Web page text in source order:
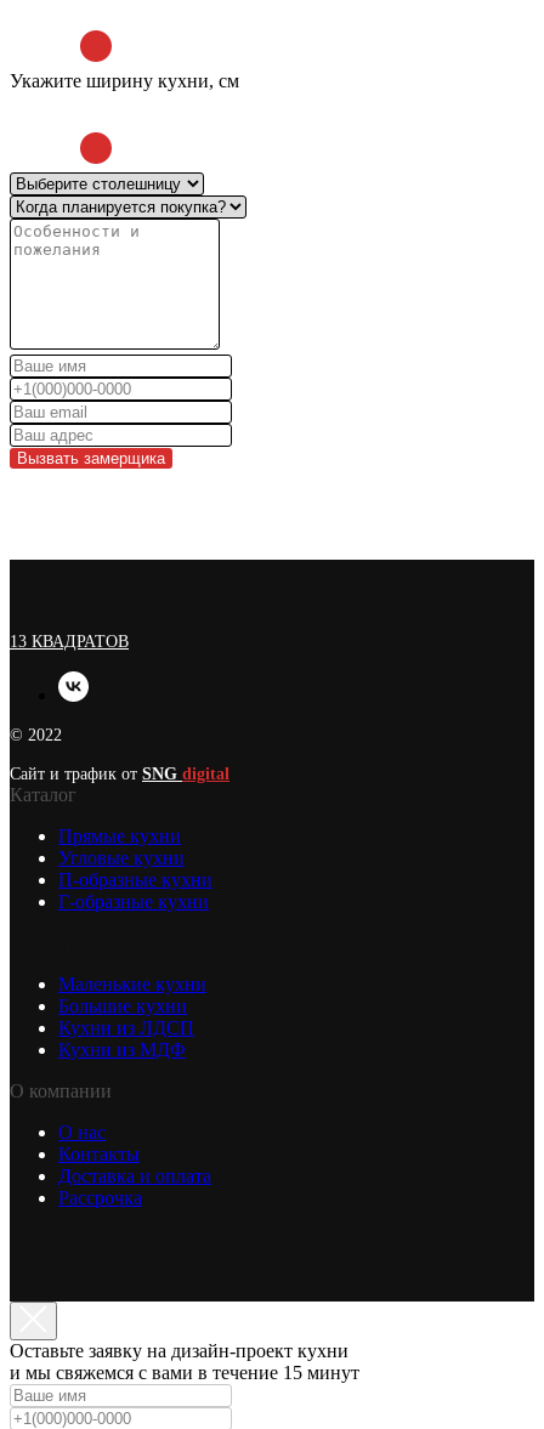
Укажите ширину кухни, см
Вызвать замерщика
13 КВАДРАТОВ
© 2022
Сайт и трафик от SNG digital
Каталог
Прямые кухни
Угловые кухни
П-образные кухни
Г-образные кухни
Маленькие кухни
Большие кухни
Кухни из ЛДСП
Кухни из МДФ
О компании
О нас
Контакты
Доставка и оплата
Рассрочка
Оставьте заявку на дизайн-проект кухни
и мы свяжемся с вами в течение 15 минут